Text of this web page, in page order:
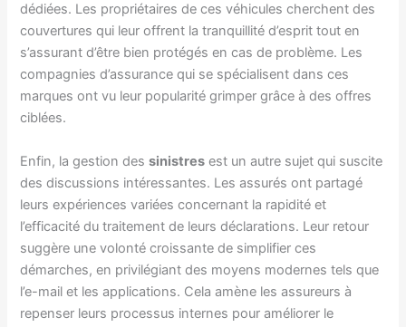
dédiées. Les propriétaires de ces véhicules cherchent des
couvertures qui leur offrent la tranquillité d’esprit tout en
s’assurant d’être bien protégés en cas de problème. Les
compagnies d’assurance qui se spécialisent dans ces
marques ont vu leur popularité grimper grâce à des offres
ciblées.
Enfin, la gestion dessinistres est un autre sujet qui suscite
des discussions intéressantes. Les assurés ont partagé
leurs expériences variées concernant la rapidité et
l’efficacité du traitement de leurs déclarations. Leur retour
suggère une volonté croissante de simplifier ces
démarches, en privilégiant des moyens modernes tels que
l’e-mail et les applications. Cela amène les assureurs à
repenser leurs processus internes pour améliorer le